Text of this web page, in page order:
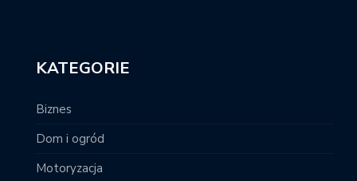
KATEGORIE
Biznes
Dom i ogród
Motoryzacja